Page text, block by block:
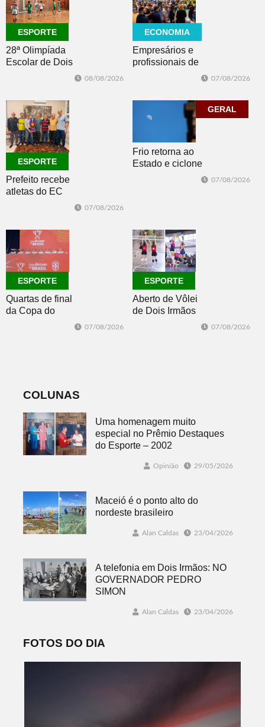
ESPORTE
28ª Olimpíada
Escolar de Dois
08/08/2026
ECONOMIA
Empresários e
profissionais de
07/08/2026
ESPORTE
Prefeito recebe
atletas do EC
Master 65+
07/08/2026
GERAL
Frio retorna ao
Estado e ciclone
07/08/2026
ESPORTE
Quartas de final
da Copa do
Brasil 2026: veja
07/08/2026
ESPORTE
Aberto de Vôlei
de Dois Irmãos
07/08/2026
COLUNAS
Uma homenagem muito
especial no Prêmio Destaques
do Esporte – 2002
Opinião 29/05/2026
Maceió é o ponto alto do
nordeste brasileiro
Alan Caldas 23/04/2026
A telefonia em Dois Irmãos: NO
GOVERNADOR PEDRO
SIMON
Alan Caldas 23/04/2026
FOTOS DO DIA